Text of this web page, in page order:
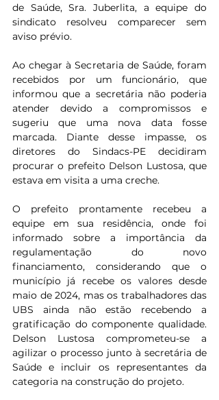
de Saúde, Sra. Juberlita, a equipe do
sindicato resolveu comparecer sem
aviso prévio.
Ao chegar à Secretaria de Saúde, foram
recebidos por um funcionário, que
informou que a secretária não poderia
atender devido a compromissos e
sugeriu que uma nova data fosse
marcada. Diante desse impasse, os
diretores do Sindacs-PE decidiram
procurar o prefeito Delson Lustosa, que
estava em visita a uma creche.
O prefeito prontamente recebeu a
equipe em sua residência, onde foi
informado sobre a importância da
regulamentação do novo
financiamento, considerando que o
município já recebe os valores desde
maio de 2024, mas os trabalhadores das
UBS ainda não estão recebendo a
gratificação do componente qualidade.
Delson Lustosa comprometeu-se a
agilizar o processo junto à secretária de
Saúde e incluir os representantes da
categoria na construção do projeto.